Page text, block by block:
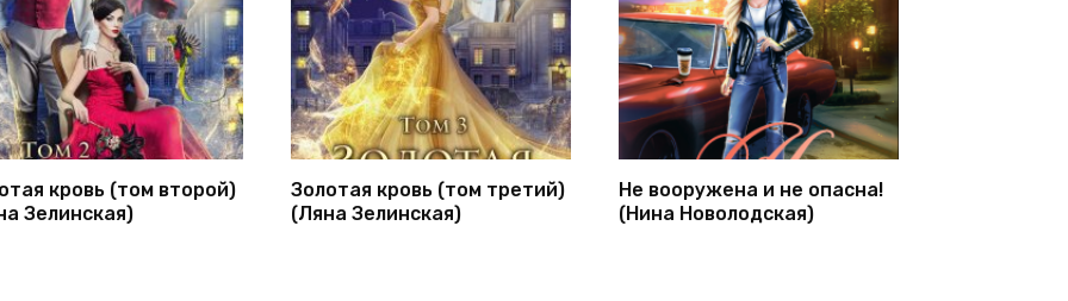
кровь (том второй)
Зелинская)
Золотая кровь (том третий)
(Ляна Зелинская)
Не вооружена и не опасна!
(Нина Новолодская)